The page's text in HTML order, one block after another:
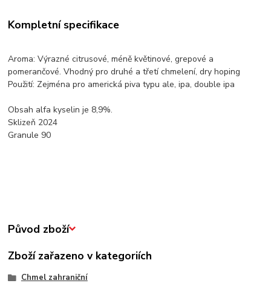
Kompletní specifikace
Aroma: Výrazné citrusové, méně květinové, grepové a
pomerančové. Vhodný pro druhé a třetí chmelení, dry hoping
Použití: Zejména pro americká piva typu ale, ipa, double ipa
Obsah alfa kyselin je 8,9%.
Sklizeň 2024
Granule 90
Původ zboží
Zboží zařazeno v kategoriích
Chmel zahraniční